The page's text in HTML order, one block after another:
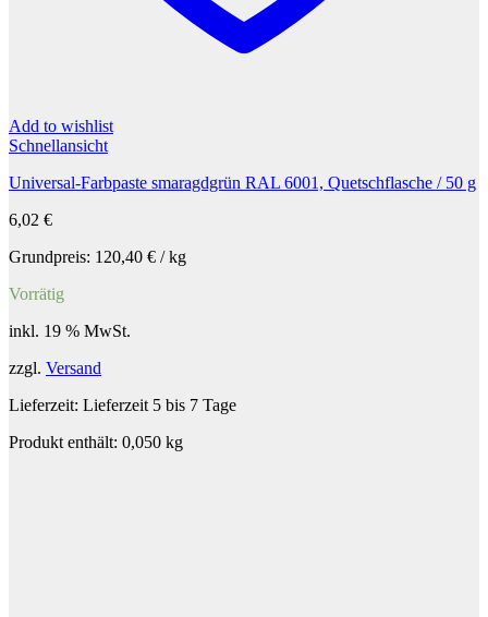
Add to wishlist
Schnellansicht
Universal-Farbpaste smaragdgrün RAL 6001, Quetschflasche / 50 g
6,02 €
Grundpreis: 120,40 € /kg
Vorrätig
inkl. 19 % MwSt.
zzgl. Versand
Lieferzeit: Lieferzeit 5 bis 7 Tage
Produkt enthält: 0,050 kg